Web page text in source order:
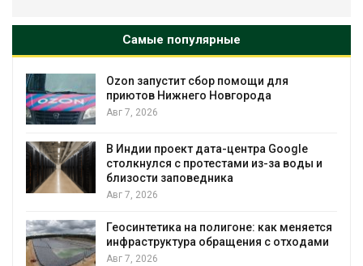
Самые популярные
Ozon запустит сбор помощи для
приютов Нижнего Новгорода
Авг 7, 2026
В Индии проект дата-центра Google
столкнулся с протестами из-за воды и
близости заповедника
Авг 7, 2026
Геосинтетика на полигоне: как меняется
инфраструктура обращения с отходами
Авг 7, 2026